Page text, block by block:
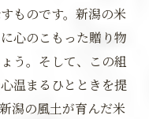
ものです。新潟の米
心のこもった贈り物
う。そして、この組
温まるひとときを提
潟の風土が育んだ米